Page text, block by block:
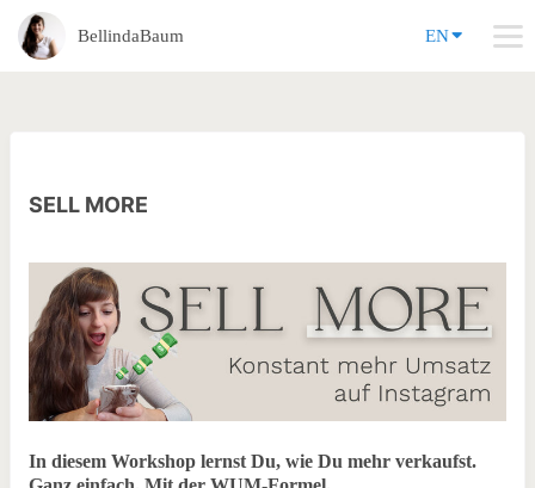
BellindaBaum EN
SELL MORE
In diesem Workshop lernst Du, wie Du mehr verkaufst.